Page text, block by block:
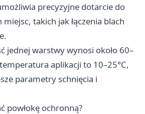
precyzyjne dotarcie do
takich jak łączenia blach
jednej warstwy wynosi około 60–
aplikacji to 10–25°C,
parametry schnięcia i
powłokę ochronną?